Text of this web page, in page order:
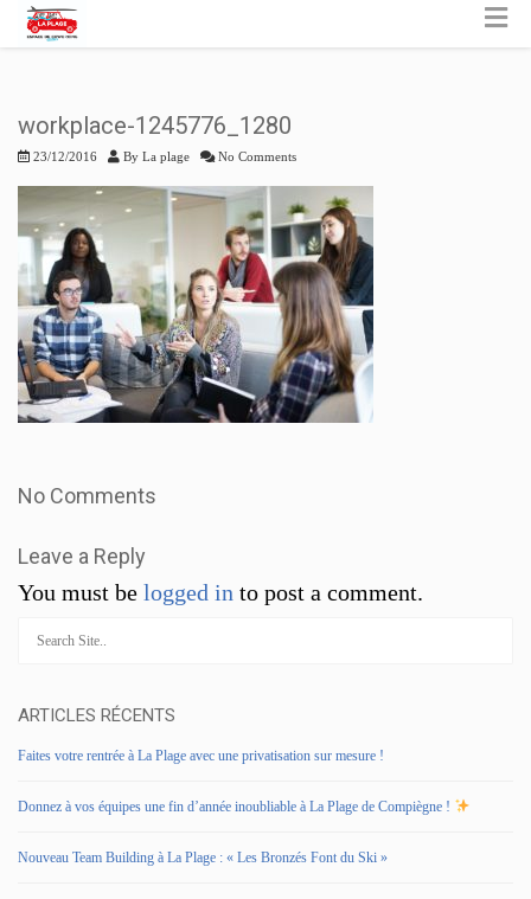
workplace-1245776_1280
23/12/2016 By La plage No Comments
No Comments
Leave a Reply
You must be logged in to post a comment.
ARTICLES RÉCENTS
Faites votre rentrée à La Plage avec une privatisation sur mesure !
Donnez à vos équipes une fin d’année inoubliable à La Plage de Compiègne !
Nouveau Team Building à La Plage : « Les Bronzés Font du Ski »